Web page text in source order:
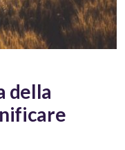
della